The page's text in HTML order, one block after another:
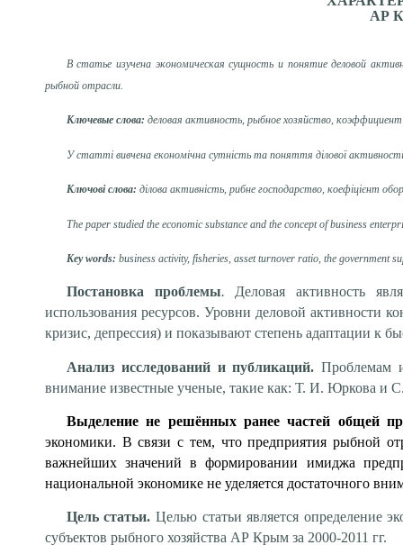
АР
В статье изучена экономическая сущность и понятие деловой
рыбной отрасли.
Ключевые слова: деловая активность, рыбное хозяйство,
У статті вивчена економічна сутність та поняття ділової
Ключові слова: ділова активність, рибне господарство, коефіцієнт
The paper studied the economic substance and the concept of business
Key words: business activity, fisheries, asset turnover ratio, the government
Постановка проблемы. Деловая активность
использования ресурсов. Уровни деловой активности
кризис, депрессия) и показывают степень адаптации к
Анализ исследований и публикаций. Проблемам
внимание известные ученые, такие как: Т. И. Юркова
Выделение не решённых ранее частей общей
экономики. В связи с тем, что предприятия рыбной
важнейших значений в формировании имиджа
национальной экономике не уделяется достаточного
Цель статьи. Целью статьи является определение
субъектов рыбного хозяйства АР Крым за 2000-2011 гг.